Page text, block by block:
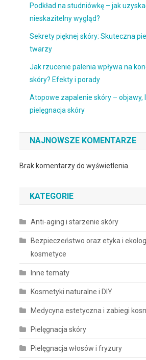
Podkład na studniówkę – jak
nieskazitelny wygląd?
Sekrety pięknej skóry: Skuteczna
twarzy
Jak rzucenie palenia wpływa na
skóry? Efekty i porady
Atopowe zapalenie skóry – objawy,
pielęgnacja skóry
NAJNOWSZE KOMENTARZE
Brak komentarzy do wyświetlenia.
KATEGORIE
Anti-aging i starzenie skóry
Bezpieczeństwo oraz etyka i
kosmetyce
Inne tematy
Kosmetyki naturalne i DIY
Medycyna estetyczna i zabiegi
Pielęgnacja skóry
Pielęgnacja włosów i fryzury